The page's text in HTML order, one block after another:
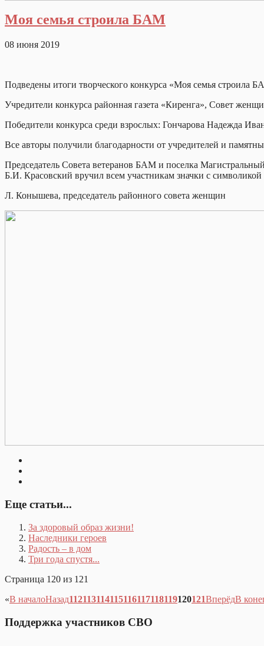
Моя семья строила БАМ
08 июня 2019
Подведены итоги творческого конкурса «Моя семья строила
Учредители конкурса районная газета «Киренга», Совет
Победители конкурса среди взрослых: Гончарова Надежда
Все авторы получили благодарности от учредителей и
Председатель Совета ветеранов БАМ и поселка
Б.И. Красовский вручил всем участникам значки с
Л. Конышева, председатель районного совета женщин
Еще статьи...
За здоровый образ жизни!
Наследники героев
Радость – в дом
Три года спустя...
Страница 120 из 121
«В началоНазад112113114115116117118119120121ВперёдВ
Поддержка участников СВО